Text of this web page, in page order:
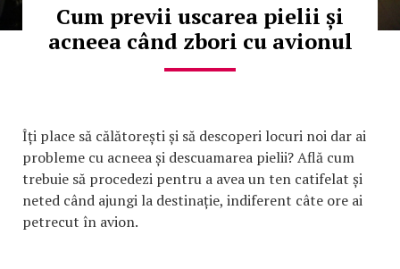
Cum previi uscarea pielii și
acneea când zbori cu avionul
Îți place să călătorești și să descoperi locuri noi dar ai
probleme cu acneea și descuamarea pielii? Află cum
trebuie să procedezi pentru a avea un ten catifelat și
neted când ajungi la destinație, indiferent câte ore ai
petrecut în avion.